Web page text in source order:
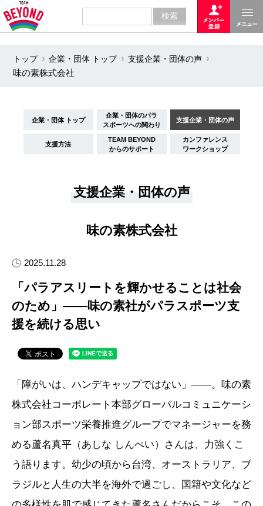
トップ 企業・団体 トップ
支援企業・団体の声
味の素株式会社
企業・団体 トップ
企業・団体のパラ
スポーツへの関わり
支援企業・団体の声
支援方法
TEAM BEYOND
からのサポート
カンファレンス
ワークショップ
支援企業・団体の声
味の素株式会社
2025.11.28
「パラアスリートを輝かせることは社会
のため」――味の素社がパラスポーツ支
援を続ける思い
「障がいは、ハンデキャップではない」――。味の素
株式会社コーポレート本部グローバルコミュニケーシ
ョン部スポーツ栄養推進グループでマネージャーを務
める蘆名真平（あしな しんぺい）さんは、力強くこ
う語ります。幼少の頃から台湾、オーストラリア、ブ
ラジルと人生の大半を海外で過ごし、国籍や文化など